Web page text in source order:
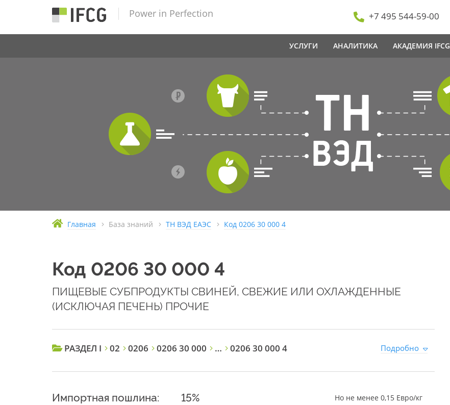
Power in Perfection +7 495 544-59-00
УСЛУГИ АНАЛИТИКА АКАДЕМИЯ IFCG
Главная База знаний ТН ВЭД ЕАЭС Код 0206 30 000 4
Код 0206 30 000 4
ПИЩЕВЫЕ СУБПРОДУКТЫ СВИНЕЙ, СВЕЖИЕ ИЛИ ОХЛАЖДЕННЫЕ
(ИСКЛЮЧАЯ ПЕЧЕНЬ) ПРОЧИЕ
РАЗДЕЛ I 02 0206 0206 30 000 … 0206 30 000 4 Подробно
Импортная пошлина: 15% Но не менее 0,15 Евро/кг